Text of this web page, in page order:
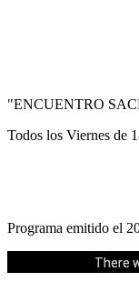
"ENCUENTRO
Todos los Viernes de
Programa emitido el
There